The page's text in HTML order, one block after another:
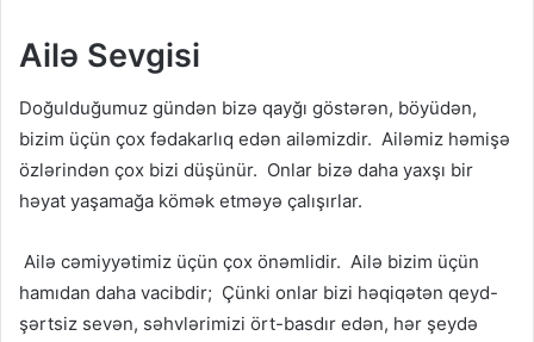
Ailə Sevgisi
Doğulduğumuz gündən bizə qayğı göstərən, böyüdən,
bizim üçün çox fədakarlıq edən ailəmizdir. Ailəmiz həmişə
özlərindən çox bizi düşünür. Onlar bizə daha yaxşı bir
həyat yaşamağa kömək etməyə çalışırlar.
Ailə cəmiyyətimiz üçün çox önəmlidir. Ailə bizim üçün
hamıdan daha vacibdir; Çünki onlar bizi həqiqətən qeyd-
şərtsiz sevən, səhvlərimizi ört-basdır edən, hər şeydə